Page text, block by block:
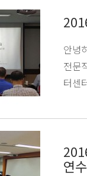
안녕
전문
터센
연